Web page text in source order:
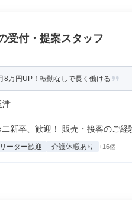
受付・提案スタッフ
万円UP！転勤なしで長く働ける
津
新卒、歓迎！ 販売・接客のご経
ーター歓迎 介護休暇あり +16個